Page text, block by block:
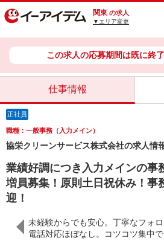
関東 の求人
▼エリア変更
この求人の応募期間は既に終
仕事情報
正社員
職種：一般事務（入力メイン）
協栄クリーンサービス株式会社の求人情
業績好調につき入力メインの事
増員募集！原則土日祝休み！事
迎！
未経験からでも安心。丁寧なフォロ
電話対応ほぼなし。コツコツ集中